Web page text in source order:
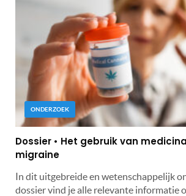
ONDERZOEK
Dossier • Het gebruik van
migraine
In dit uitgebreide en wetenschappelijk
dossier vind je alle relevante informatie